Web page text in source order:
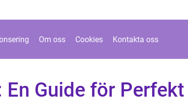
Om oss Cookies Kontakta oss
Guide för Perfekt